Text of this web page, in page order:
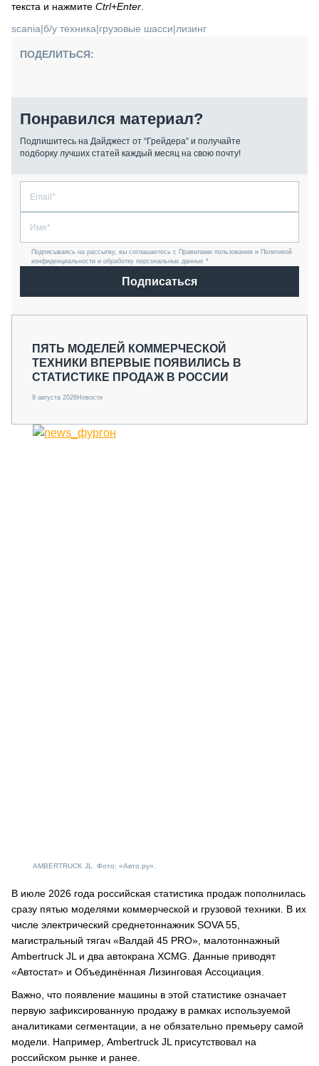
текста и нажмите Ctrl+Enter
scania|б/у техника|грузовые шасси|лизинг
ПОДЕЛИТЬСЯ:
Понравился материал?
Подпишитесь на Дайджест от “Грейдера” и получайте
подборку лучших статей каждый месяц на свою почту!
Подписываясь на рассылку, вы соглашаетесь с Правилами пользования и Политикой
конфиденциальности и обработку персональных данных *
Подписаться
ПЯТЬ МОДЕЛЕЙ КОММЕРЧЕСКОЙ
ТЕХНИКИ ВПЕРВЫЕ ПОЯВИЛИСЬ В
СТАТИСТИКЕ ПРОДАЖ В РОССИИ
9 августа 2026Новости
AMBERTRUCK JL. Фото: «Авто.ру».
В июле 2026 года российская статистика продаж пополнилась
сразу пятью моделями коммерческой и грузовой техники. В их
числе электрический среднетоннажник SOVA 55,
магистральный тягач «Валдай 45 PRO», малотоннажный
Ambertruck JL и два автокрана XCMG. Данные приводят
«Автостат» и Объединённая Лизинговая Ассоциация.
Важно, что появление машины в этой статистике означает
первую зафиксированную продажу в рамках используемой
аналитиками сегментации, а не обязательно премьеру самой
модели. Например, Ambertruck JL присутствовал на
российском рынке и ранее.